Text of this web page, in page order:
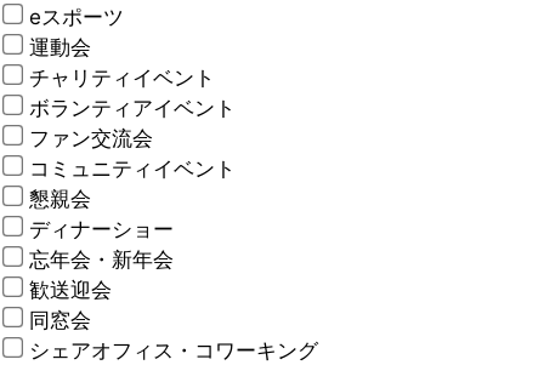
eスポーツ
運動会
チャリティイベント
ボランティアイベント
ファン交流会
コミュニティイベント
懇親会
ディナーショー
忘年会・新年会
歓送迎会
同窓会
シェアオフィス・コワーキング